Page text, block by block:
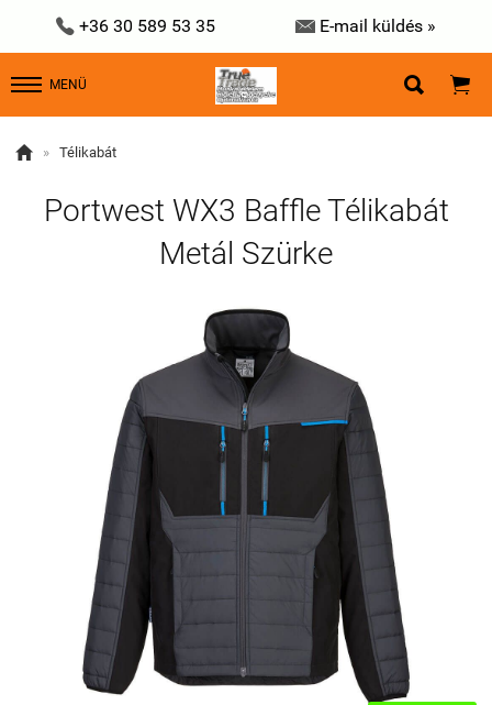
 +36 30 589 53 35  E-mail küldés »
MENÜ  
 » Télikabát
Portwest WX3 Baffle Télikabát
Metál Szürke